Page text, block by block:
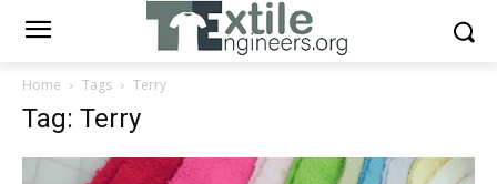
Home Tags Terry
Tag: Terry